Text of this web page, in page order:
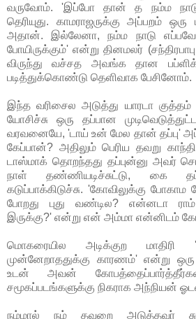
வருவோம். 'இப்போ தான் த நம்ம
தெரியுது. காமராஜருக்கு அப்பறம் ஒரு
அதான். இல்லேனா, நம்ம நாடு எப்பவோ
போயிருக்கும்' என்று தினமலர் (சந்திரபாபு
விருந்து வச்சத அவங்க தான
படித்துக்கொண்டு தெளிவாக பேசினோம்.
இந்த வரிசைல அடுத்து யாரடா
யோசிச்சு ஒரு தப்பான
வரவனையே, 'டாய் உன் மேல தான் தப்பு'
கேப்பான்? அதிலும் பெரிய தவறு
டாஸ்மாக் தொறந்தது தப்புன்னு அவர்
நாள் தண்ணியடிச்சுட்டு, கை
கடுப்பாக்கிடுச்சு. 'கோவிலுக்கு
போறது புது வண்டில? என்னடா
இருக்கு?' என்று என் அம்மா என்னிடம்
மொகரையில அடிக்குற
முன்னேறாததுக்கு காரணம்' என்று
உடன் அவன்
சமூகப்படங்களுக்கு நிகராக அந்நியன்
நம்மால் நம் தவறை அடுத்தவர்